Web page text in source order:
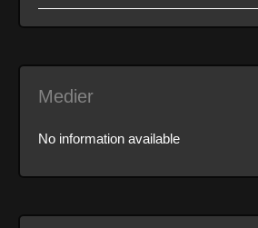
Medier
No information available